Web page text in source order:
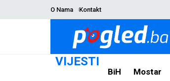
O Nama Kontakt
VIJESTI
BiH Mostar